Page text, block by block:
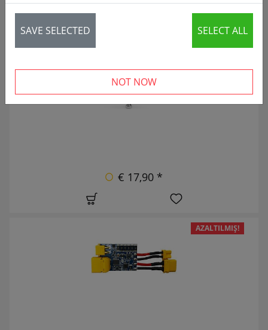
28 articles
€ 17,90 *
AZALTILMIŞ!
SAVE SELECTED SELECT ALL
NOT NOW